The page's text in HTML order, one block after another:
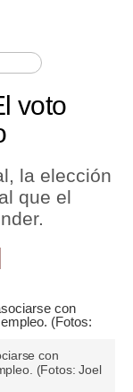
voto
la elección
que el
con
(Fotos: Joel